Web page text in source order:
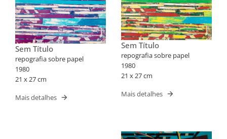
Sem Título
repografia sobre papel
1980
21 x 27 cm
Mais detalhes
Sem Título
repografia sobre papel
1980
21 x 27 cm
Mais detalhes